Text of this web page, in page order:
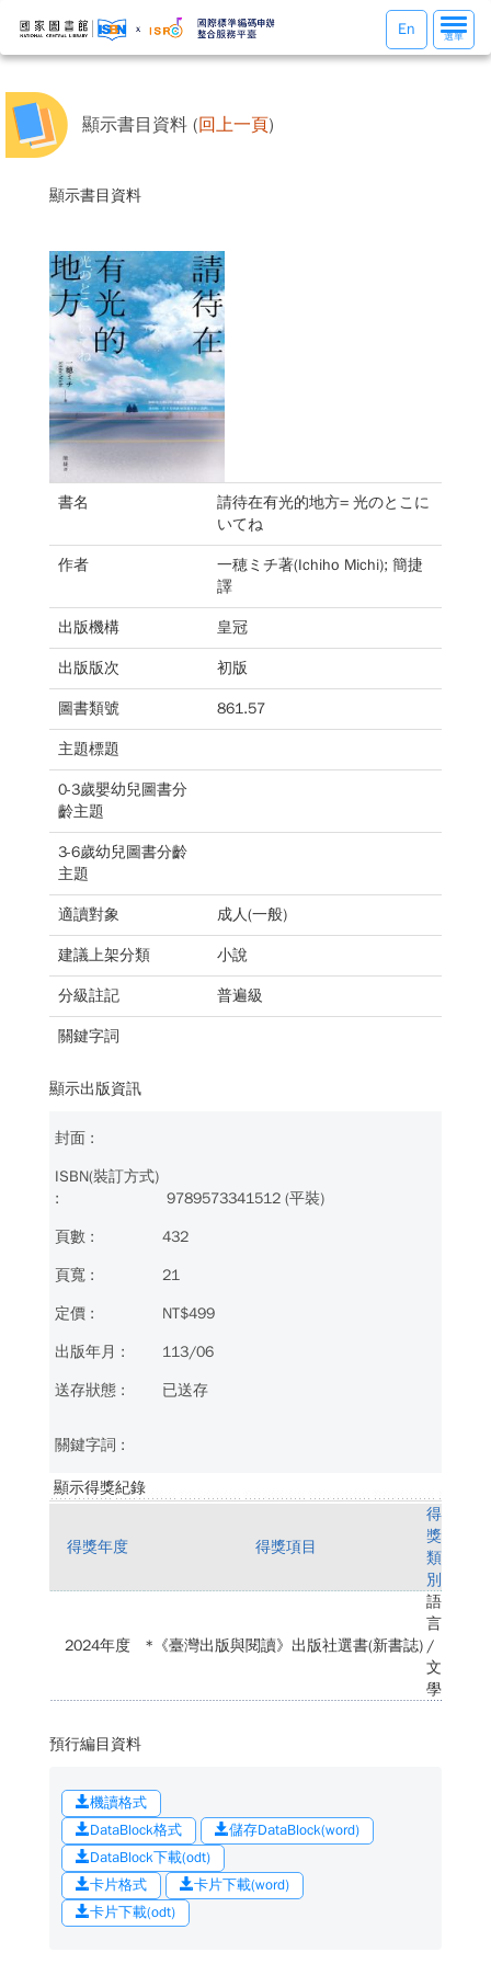
選
單
選單
En
顯示書目資料 (回上一頁)
顯示書目資料
書名
請待在有光的地方= 光のとこに
いてね
作者
一穂ミチ著(Ichiho Michi); 簡捷
譯
出版機構 皇冠
出版版次 初版
圖書類號 861.57
主題標題
0-3歲嬰幼兒圖書分
齡主題
3-6歲幼兒圖書分齡
主題
適讀對象 成人(一般)
建議上架分類 小說
分級註記 普遍級
關鍵字詞
顯示出版資訊
9789573341512 (平裝)
432
21
NT$499
113/06
已送存
顯示得獎紀錄
得獎年度 得獎項目
得
獎
類
別
2024年度 *《臺灣出版與閱讀》出版社選書(新書誌)
語
言
/
文
學
預行編目資料
機讀格式
DataBlock格式
儲存DataBlock(word)
DataBlock下載(odt)
卡片格式
卡片下載(word)
卡片下載(odt)